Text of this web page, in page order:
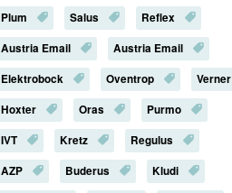
Plum
Salus
Reflex
Austria Email
Austria Email
Elektrobock
Oventrop
Verner
Hoxter
Oras
Purmo
IVT
Kretz
Regulus
AZP
Buderus
Kludi